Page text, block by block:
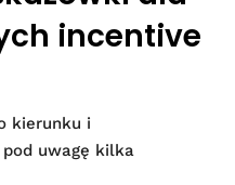
incentive
kierunku i
uwagę kilka